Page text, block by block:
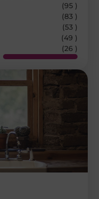
(95 )
(83 )
(53 )
(49 )
(26 )